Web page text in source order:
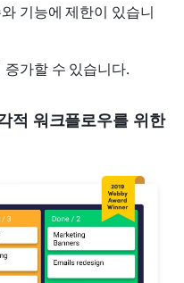
기능에 제한이 있습니
가할 수 있습니다.
적 워크플로우를 위한